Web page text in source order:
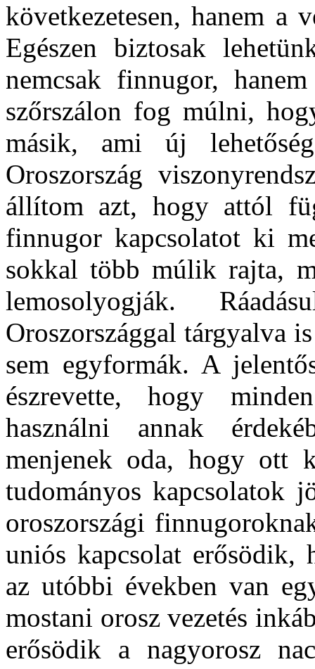
következetesen, hanem a
Egészen biztosak
nemcsak finnugor,
szőrszálon fog múlni,
másik, ami új
Oroszország
állítom azt, hogy attól
finnugor kapcsolatot ki
sokkal több múlik rajta,
lemosolyogják.
Oroszországgal tárgyalva
sem egyformák. A
észrevette, hogy
használni annak
menjenek oda, hogy ott
tudományos kapcsolatok
oroszországi
uniós kapcsolat erősödik,
az utóbbi években van
mostani orosz vezetés
erősödik a nagyorosz